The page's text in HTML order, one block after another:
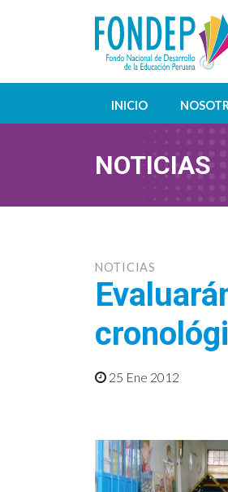
INICIO
NOTICIAS
NOTICIAS
25 Ene 2012